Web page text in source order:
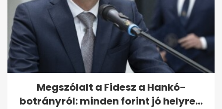
Megszólalt a Fidesz a Hankó-
botrányról: minden forint jó helyre...